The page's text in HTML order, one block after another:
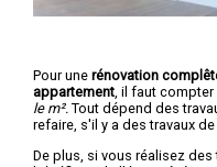
Pour une rénovation
appartement , il faut compter
le m². Tout dépend des
refaire, s'il y a des travaux de
De plus, si vous réalisez